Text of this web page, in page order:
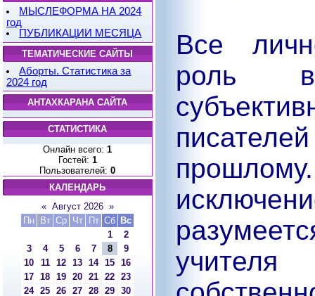
МЫСЛЕФОРМА НА 2024
год
ПУБЛИКАЦИИ МЕСЯЦА
ТЕМАТИЧЕСКИЕ САЙТЫ
Аборты. Статистика за
2024 год
АНТАХКАРАНА САЙТА
СТАТИСТИКА
Онлайн всего: 1
Гостей: 1
Пользователей: 0
КАЛЕНДАРЬ
« Август 2026 »
Пн
Вт Ср Чт Пт Сб Вс
1
2
3
4 5 6 7 8
9
10
11 12 13 14 15 16
17 18 19 20 21 22 23
24 25 26 27 28 29 30
Все
роль в